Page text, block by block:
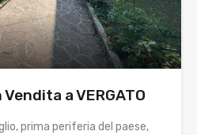
a VERGATO
prima periferia del paese,